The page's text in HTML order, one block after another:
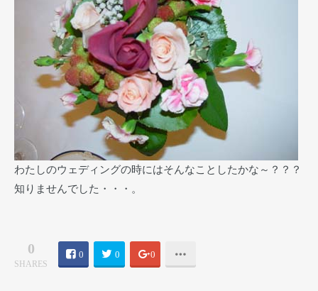
わたしのウェディングの時にはそんなことしたかな～？？？
知りませんでした・・・。
0
SHARES
0 0 0